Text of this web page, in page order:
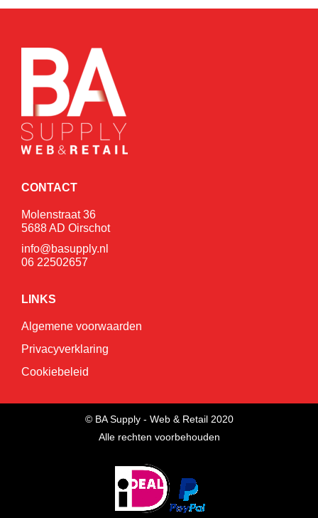
CONTACT
Molenstraat 36
5688 AD Oirschot
info@basupply.nl
06 22502657
LINKS
Algemene voorwaarden
Privacyverklaring
Cookiebeleid
© BA Supply - Web & Retail 2020
Alle rechten voorbehouden